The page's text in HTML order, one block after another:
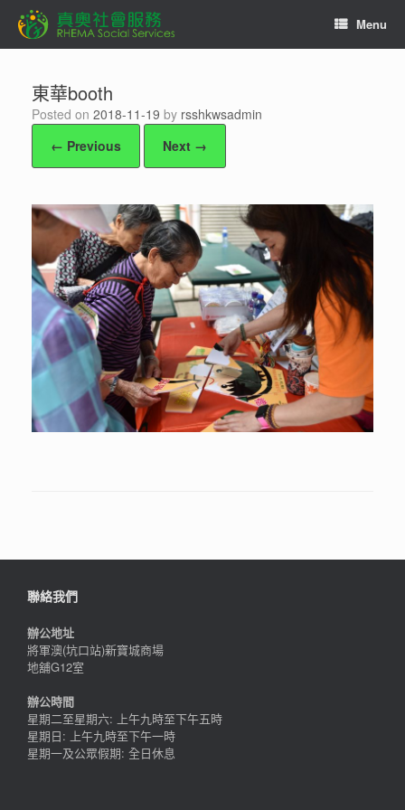
content
Menu
東華booth
Posted on 2018-11-19 by rsshkwsadmin
← Previous
Next →
聯絡我們
辦公地址
將軍澳(坑口站)新寶城商場
地舖G12室
辦公時間
星期二至星期六: 上午九時至下午五時
星期日: 上午九時至下午一時
星期一及公眾假期: 全日休息